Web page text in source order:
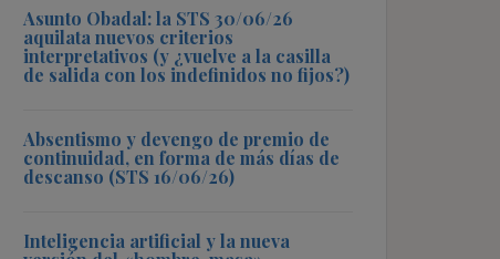
Asunto Obadal: la STS 30/06/26
aquilata nuevos criterios
interpretativos (y ¿vuelve a la casilla
de salida con los indefinidos no fijos?)
Absentismo y devengo de premio de
continuidad, en forma de más días de
descanso (STS 16/06/26)
Inteligencia artificial y la nueva